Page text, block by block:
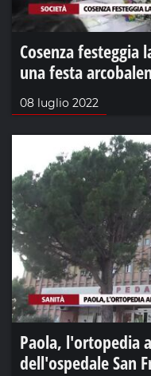
Cosenza festeggia
una festa
08 luglio 2022
Paola, l'ortopedia
dell'ospedale San